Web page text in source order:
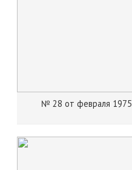
№ 28 от февраля